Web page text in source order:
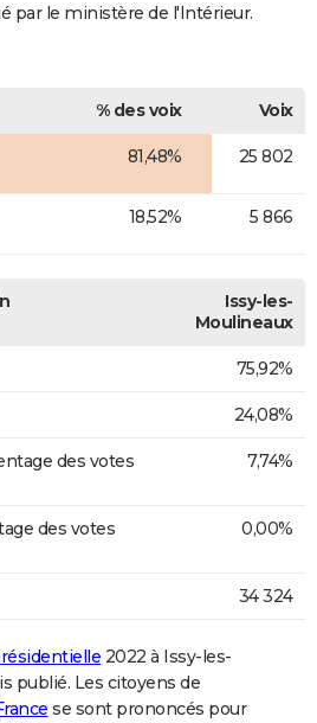
par le ministère de l'Intérieur.
% des voix
Voix
81,48% 25 802
18,52% 5 866
Issy-les-
Moulineaux
75,92%
24,08%
des votes
7,74%
des votes
0,00%
34 324
2022 à Issy-les-
publié. Les citoyens de
se sont prononcés pour